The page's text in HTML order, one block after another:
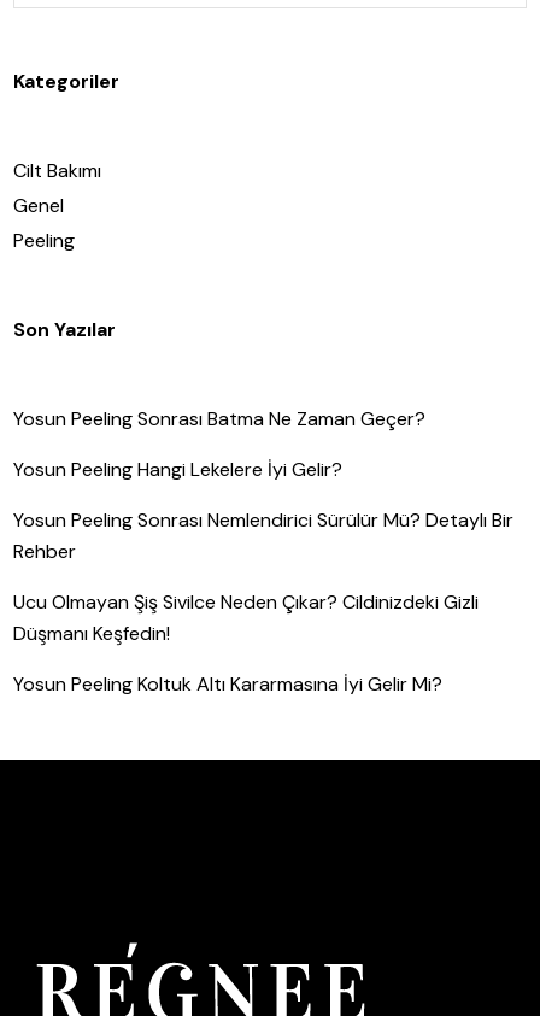
Kategoriler
Cilt Bakımı
Genel
Peeling
Son Yazılar
Yosun Peeling Sonrası Batma Ne Zaman Geçer?
Yosun Peeling Hangi Lekelere İyi Gelir?
Yosun Peeling Sonrası Nemlendirici Sürülür Mü? Detaylı Bir
Rehber
Ucu Olmayan Şiş Sivilce Neden Çıkar? Cildinizdeki Gizli
Düşmanı Keşfedin!
Yosun Peeling Koltuk Altı Kararmasına İyi Gelir Mi?